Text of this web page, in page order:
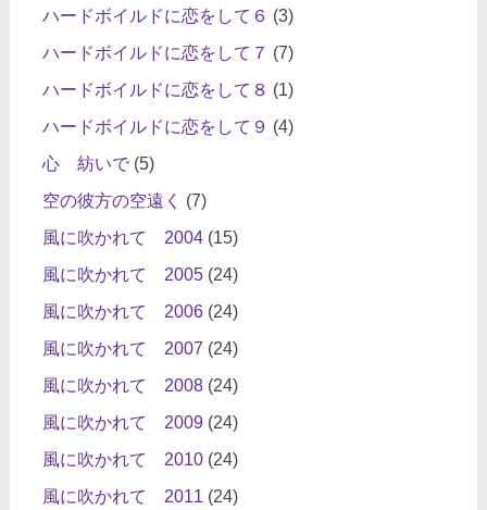
ハードボイルドに恋をして６ (3)
ハードボイルドに恋をして７ (7)
ハードボイルドに恋をして８ (1)
ハードボイルドに恋をして９ (4)
心 紡いで(5)
空の彼方の空遠く
(7)
風に吹かれて 2004(15)
風に吹かれて 2005(24)
風に吹かれて 2006(24)
風に吹かれて 2007 (24)
風に吹かれて 2008(24)
風に吹かれて 2009(24)
風に吹かれて 2010(24)
風に吹かれて 2011 (24)